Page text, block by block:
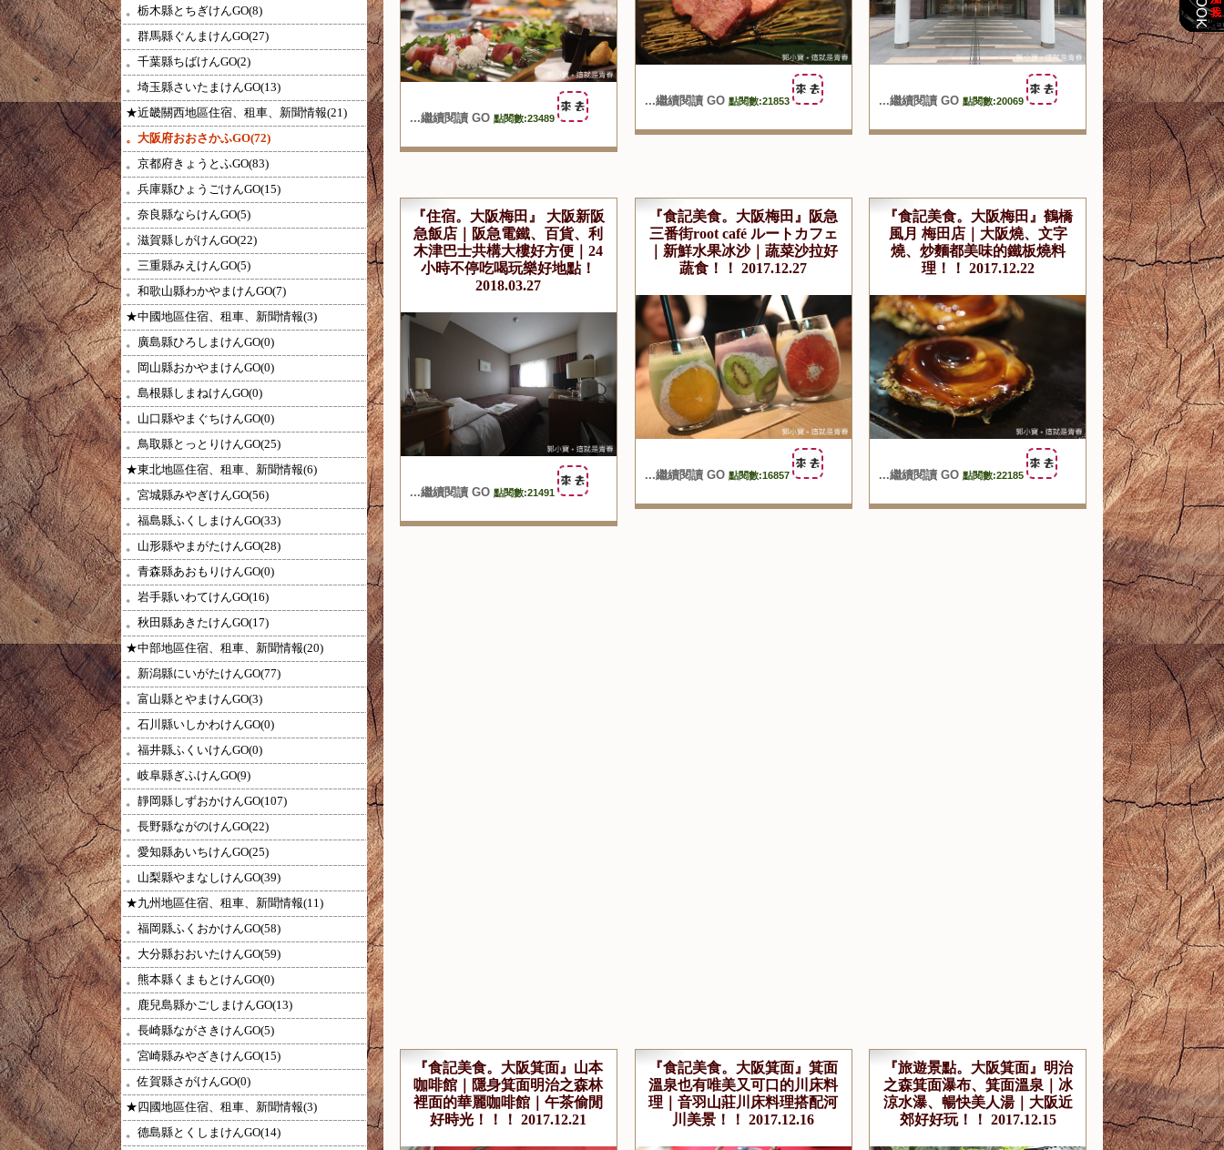
。栃木縣とちぎけんGO(8)
。群馬縣ぐんまけんGO(27)
。千葉縣ちばけんGO(2)
。埼玉縣さいたまけんGO(13)
★近畿關西地區住宿、租車、新聞情報(21)
。大阪府おおさかふGO(72)
。京都府きょうとふGO(83)
。兵庫縣ひょうごけんGO(15)
。奈良縣ならけんGO(5)
。滋賀縣しがけんGO(22)
。三重縣みえけんGO(5)
。和歌山縣わかやまけんGO(7)
★中國地區住宿、租車、新聞情報(3)
。廣島縣ひろしまけんGO(0)
。岡山縣おかやまけんGO(0)
。島根縣しまねけんGO(0)
。山口縣やまぐちけんGO(0)
。鳥取縣とっとりけんGO(25)
★東北地區住宿、租車、新聞情報(6)
。宮城縣みやぎけんGO(56)
。福島縣ふくしまけんGO(33)
。山形縣やまがたけんGO(28)
。青森縣あおもりけんGO(0)
。岩手縣いわてけんGO(16)
。秋田縣あきたけんGO(17)
★中部地區住宿、租車、新聞情報(20)
。新潟縣にいがたけんGO(77)
。富山縣とやまけんGO(3)
。石川縣いしかわけんGO(0)
。福井縣ふくいけんGO(0)
。岐阜縣ぎふけんGO(9)
。靜岡縣しずおかけんGO(107)
。長野縣ながのけんGO(22)
。愛知縣あいちけんGO(25)
。山梨縣やまなしけんGO(39)
★九州地區住宿、租車、新聞情報(11)
。福岡縣ふくおかけんGO(58)
。大分縣おおいたけんGO(59)
。熊本縣くまもとけんGO(0)
。鹿兒島縣かごしまけんGO(13)
。長崎縣ながさきけんGO(5)
。宮崎縣みやざきけんGO(15)
。佐賀縣さがけんGO(0)
★四國地區住宿、租車、新聞情報(3)
。德島縣とくしまけんGO(14)
...繼續閱讀 GO 點閱數:23489
...繼續閱讀 GO 點閱數:21853 ...繼續閱讀 GO 點閱數:20069
『住宿。大阪梅田』 大阪新阪
急飯店｜阪急電鐵、百貨、利
木津巴士共構大樓好方便｜24
小時不停吃喝玩樂好地點！
2018.03.27
...繼續閱讀 GO 點閱數:21491
『食記美食。大阪梅田』阪急
三番街root café ルートカフェ
｜新鮮水果冰沙｜蔬菜沙拉好
蔬食！！ 2017.12.27
...繼續閱讀 GO 點閱數:16857
『食記美食。大阪梅田』鶴橋
風月 梅田店｜大阪燒、文字
燒、炒麵都美味的鐵板燒料
理！！ 2017.12.22
...繼續閱讀 GO 點閱數:22185
『食記美食。大阪箕面』山本
咖啡館｜隱身箕面明治之森林
裡面的華麗咖啡館｜午茶偷閒
好時光！！！ 2017.12.21
『食記美食。大阪箕面』箕面
溫泉也有唯美又可口的川床料
理｜音羽山莊川床料理搭配河
川美景！！ 2017.12.16
『旅遊景點。大阪箕面』明治
之森箕面瀑布、箕面溫泉｜冰
涼水瀑、暢快美人湯｜大阪近
郊好好玩！！ 2017.12.15